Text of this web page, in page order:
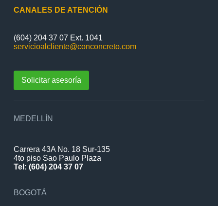
CANALES DE ATENCIÓN
(604) 204 37 07 Ext. 1041
servicioalcliente@conconcreto.com
Solicitar asesoría
MEDELLÍN
Carrera 43A No. 18 Sur-135
4to piso Sao Paulo Plaza
Tel: (604) 204 37 07
BOGOTÁ